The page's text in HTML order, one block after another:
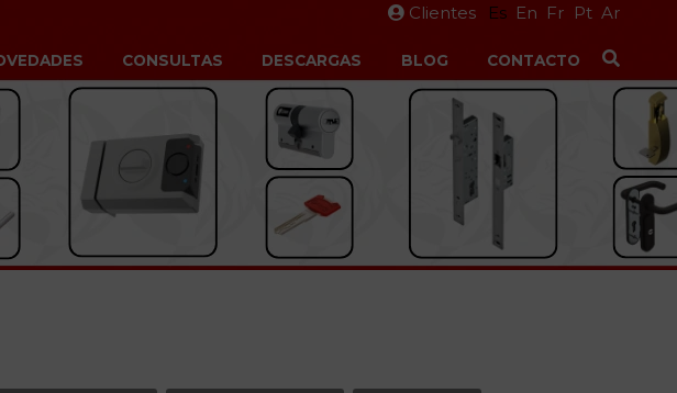
Clientes Es En Fr Pt Ar
CONSULTAS DESCARGAS BLOG CONTACTO